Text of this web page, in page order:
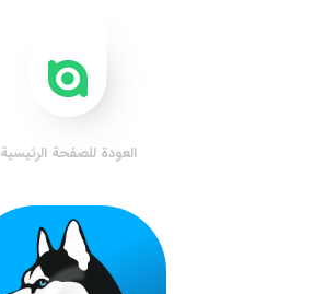
العودة للصفحة الرئيسية